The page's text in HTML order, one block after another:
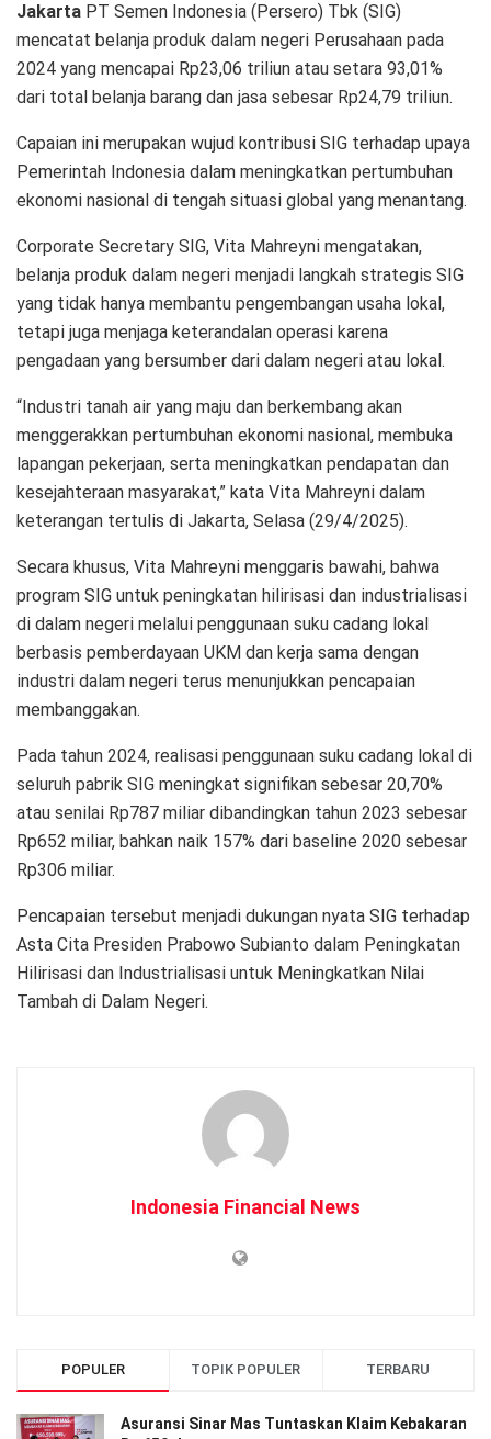
Jakarta PT Semen Indonesia (Persero) Tbk (SIG)
mencatat belanja produk dalam negeri Perusahaan pada
2024 yang mencapai Rp23,06 triliun atau setara 93,01%
dari total belanja barang dan jasa sebesar Rp24,79 triliun.
Capaian ini merupakan wujud kontribusi SIG terhadap upaya
Pemerintah Indonesia dalam meningkatkan pertumbuhan
ekonomi nasional di tengah situasi global yang menantang.
Corporate Secretary SIG, Vita Mahreyni mengatakan,
belanja produk dalam negeri menjadi langkah strategis SIG
yang tidak hanya membantu pengembangan usaha lokal,
tetapi juga menjaga keterandalan operasi karena
pengadaan yang bersumber dari dalam negeri atau lokal.
“Industri tanah air yang maju dan berkembang akan
menggerakkan pertumbuhan ekonomi nasional, membuka
lapangan pekerjaan, serta meningkatkan pendapatan dan
kesejahteraan masyarakat,” kata Vita Mahreyni dalam
keterangan tertulis di Jakarta, Selasa (29/4/2025).
Secara khusus, Vita Mahreyni menggaris bawahi, bahwa
program SIG untuk peningkatan hilirisasi dan industrialisasi
di dalam negeri melalui penggunaan suku cadang lokal
berbasis pemberdayaan UKM dan kerja sama dengan
industri dalam negeri terus menunjukkan pencapaian
membanggakan.
Pada tahun 2024, realisasi penggunaan suku cadang lokal di
seluruh pabrik SIG meningkat signifikan sebesar 20,70%
atau senilai Rp787 miliar dibandingkan tahun 2023 sebesar
Rp652 miliar, bahkan naik 157% dari baseline 2020 sebesar
Rp306 miliar.
Pencapaian tersebut menjadi dukungan nyata SIG terhadap
Asta Cita Presiden Prabowo Subianto dalam Peningkatan
Hilirisasi dan Industrialisasi untuk Meningkatkan Nilai
Tambah di Dalam Negeri.
Indonesia Financial News
POPULER TOPIK POPULER TERBARU
Asuransi Sinar Mas Tuntaskan Klaim Kebakaran